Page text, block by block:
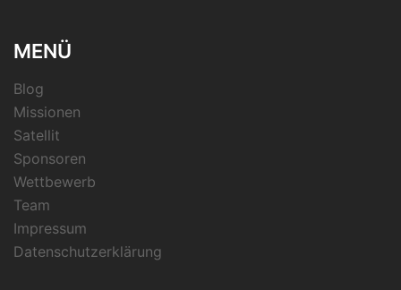
MENÜ
Blog
Missionen
Satellit
Sponsoren
Wettbewerb
Team
Impressum
Datenschutzerklärung